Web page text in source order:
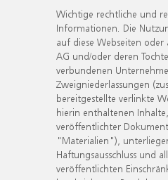
Wichtige rechtliche und
Informationen. Die
auf diese Webseiten oder
AG und/oder deren
verbundenen
Zweigniederlassungen
bereitgestellte verlinkte
hierin enthaltenen
veröffentlichter
"Materialien"),
Haftungsausschluss und
veröffentlichten